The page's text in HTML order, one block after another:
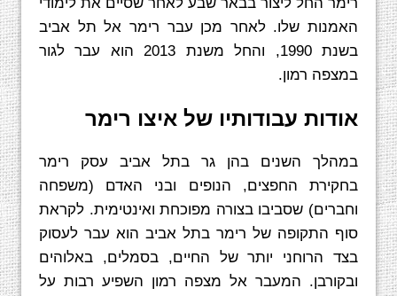
האמנות שלו. לאחר מכן עבר רימר אל תל אביב
בשנת 1990, והחל משנת 2013 הוא עבר לגור
במצפה רמון.
אודות עבודותיו של איצו רימר
במהלך השנים בהן גר בתל אביב עסק רימר
בחקירת החפצים, הנופים ובני האדם (משפחה
וחברים) שסביבו בצורה מפוכחת ואינטימית. לקראת
סוף התקופה של רימר בתל אביב הוא עבר לעסוק
בצד הרוחני יותר של החיים, בסמלים, באלוהים
ובקורבן. המעבר אל מצפה רמון השפיע רבות על